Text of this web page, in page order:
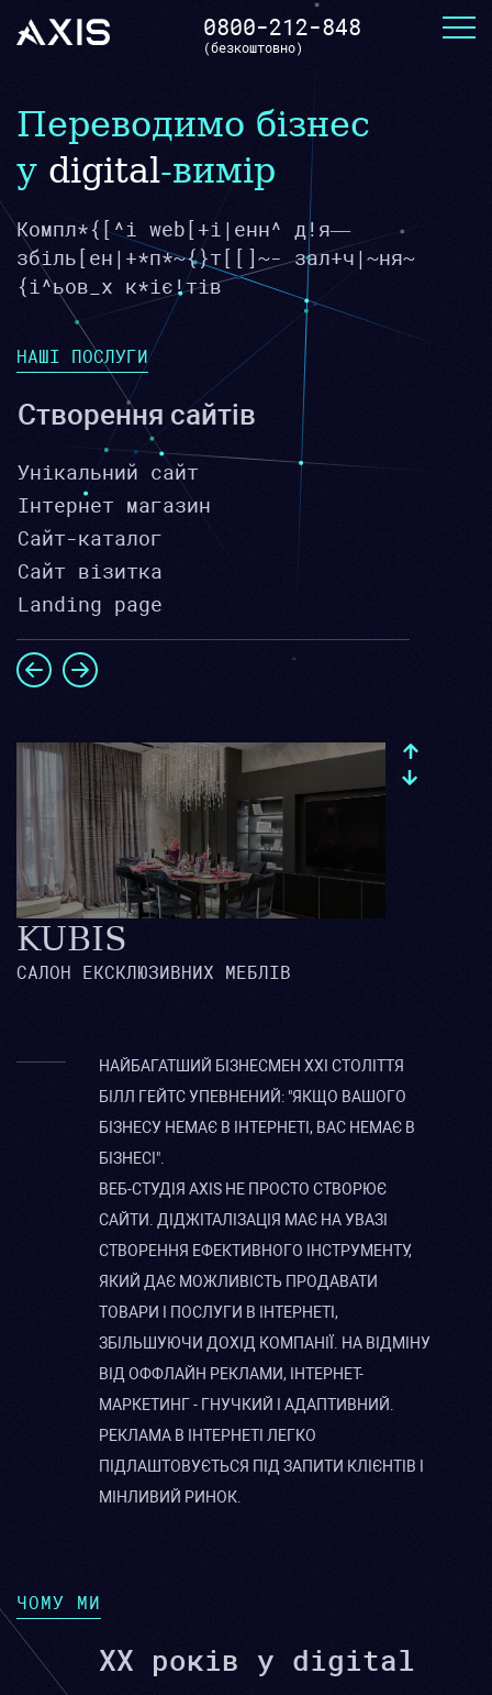
0800-212-848
(безкоштовно)
Переводимо бізнес
у digital-вимір
Комплексні web-рішення для збільшення
прибутку та залучення цільових
клієнтів
НАШІ ПОСЛУГИ
Створення сайтів
Унікальний сайт
Інтернет магазин
Сайт-каталог
Сайт візитка
Landing page
KUBIS
САЛОН ЕКСКЛЮЗИВНИХ МЕБЛІВ
НАЙБАГАТШИЙ БІЗНЕСМЕН XXI СТОЛІТТЯ
БІЛЛ ГЕЙТС УПЕВНЕНИЙ: "ЯКЩО ВАШОГО
БІЗНЕСУ НЕМАЄ В ІНТЕРНЕТІ, ВАС НЕМАЄ В
БІЗНЕСІ".
ВЕБ-СТУДІЯ AXIS НЕ ПРОСТО СТВОРЮЄ
САЙТИ. ДІДЖІТАЛІЗАЦІЯ МАЄ НА УВАЗІ
СТВОРЕННЯ ЕФЕКТИВНОГО ІНСТРУМЕНТУ,
ЯКИЙ ДАЄ МОЖЛИВІСТЬ ПРОДАВАТИ
ТОВАРИ І ПОСЛУГИ В ІНТЕРНЕТІ,
ЗБІЛЬШУЮЧИ ДОХІД КОМПАНІЇ. НА ВІДМІНУ
ВІД ОФФЛАЙН РЕКЛАМИ, ІНТЕРНЕТ-
МАРКЕТИНГ - ГНУЧКИЙ І АДАПТИВНИЙ.
РЕКЛАМА В ІНТЕРНЕТІ ЛЕГКО
ПІДЛАШТОВУЄТЬСЯ ПІД ЗАПИТИ КЛІЄНТІВ І
МІНЛИВИЙ РИНОК.
ЧОМУ МИ
XX років у digital